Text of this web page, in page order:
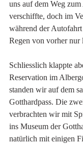
uns auf dem Weg
verschiffte, doch im
während der
Regen von vorher nur
Schliesslich klappte
Reservation im
standen wir auf dem
Gotthardpass. Die
verbrachten wir mit
ins Museum der
natürlich mit einigen